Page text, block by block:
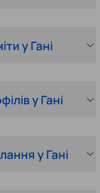
у Гані
у Гані
у Гані